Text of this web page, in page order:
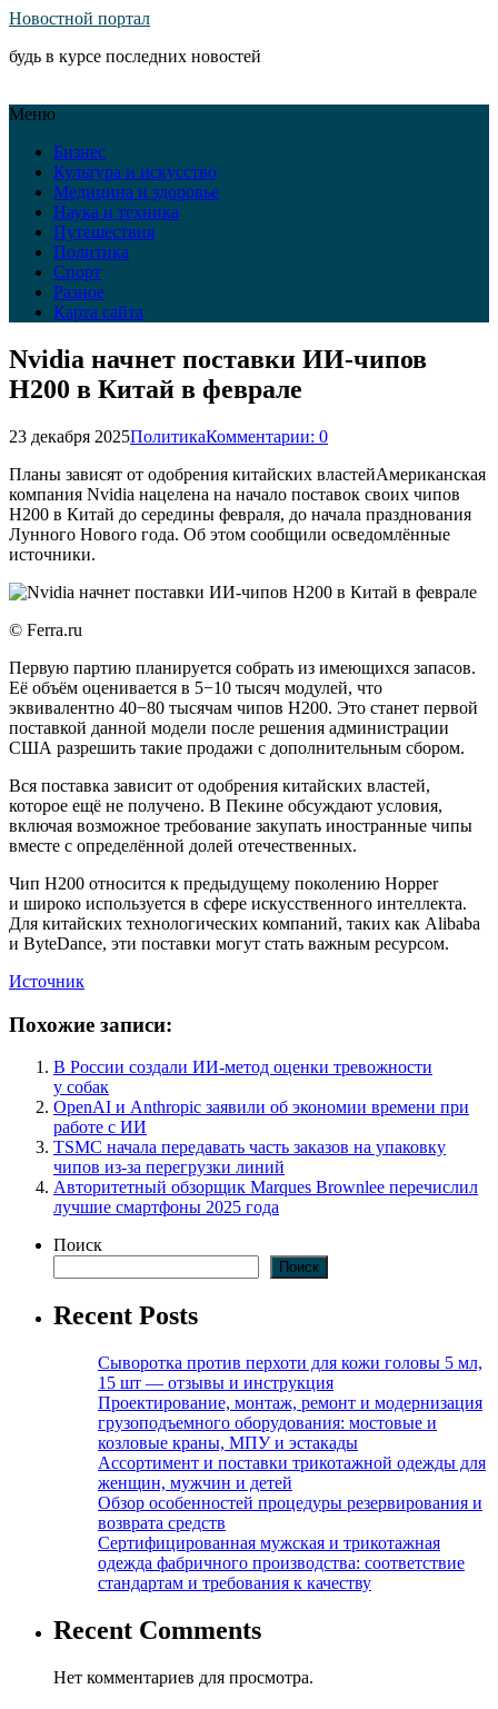
Новостной портал
будь в курсе последних новостей
Меню
Бизнес
Культура и искусство
Медицина и здоровье
Наука и техника
Путешествия
Политика
Спорт
Разное
Карта сайта
Nvidia начнет поставки ИИ-чипов
H200 в Китай в феврале
23 декабря 2025ПолитикаКомментарии: 0
Планы зависят от одобрения китайских властейАмериканская
компания Nvidia нацелена на начало поставок своих чипов
H200 в Китай до середины февраля, до начала празднования
Лунного Нового года. Об этом сообщили осведомлённые
источники.
© Ferra.ru
Первую партию планируется собрать из имеющихся запасов.
Её объём оценивается в 5−10 тысяч модулей, что
эквивалентно 40−80 тысячам чипов H200. Это станет первой
поставкой данной модели после решения администрации
США разрешить такие продажи с дополнительным сбором.
Вся поставка зависит от одобрения китайских властей,
которое ещё не получено. В Пекине обсуждают условия,
включая возможное требование закупать иностранные чипы
вместе с определённой долей отечественных.
Чип H200 относится к предыдущему поколению Hopper
и широко используется в сфере искусственного интеллекта.
Для китайских технологических компаний, таких как Alibaba
и ByteDance, эти поставки могут стать важным ресурсом.
Источник
Похожие записи:
В России создали ИИ-метод оценки тревожности
у собак
OpenAI и Anthropic заявили об экономии времени при
работе с ИИ
TSMC начала передавать часть заказов на упаковку
чипов из-за перегрузки линий
Авторитетный обзорщик Marques Brownlee перечислил
лучшие смартфоны 2025 года
Поиск
Поиск
Recent Posts
Сыворотка против перхоти для кожи головы 5 мл,
15 шт — отзывы и инструкция
Проектирование, монтаж, ремонт и модернизация
грузоподъемного оборудования: мостовые и
козловые краны, МПУ и эстакады
Ассортимент и поставки трикотажной одежды для
женщин, мужчин и детей
Обзор особенностей процедуры резервирования и
возврата средств
Сертифицированная мужская и трикотажная
одежда фабричного производства: соответствие
стандартам и требования к качеству
Recent Comments
Нет комментариев для просмотра.